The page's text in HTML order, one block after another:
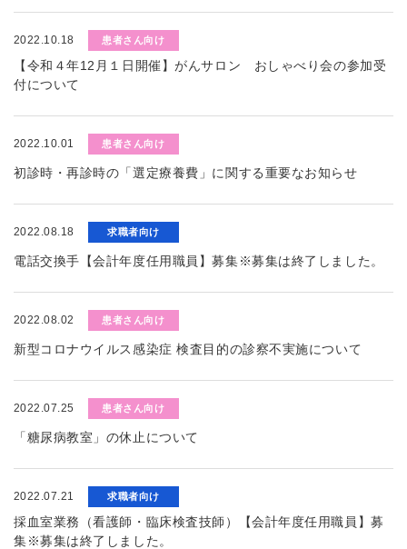
2022.10.18 患者さん向け
【令和４年12月１日開催】がんサロン おしゃべり会の参加受
付について
2022.10.01 患者さん向け
初診時・再診時の「選定療養費」に関する重要なお知らせ
2022.08.18 求職者向け
電話交換手【会計年度任用職員】募集※募集は終了しました。
2022.08.02 患者さん向け
新型コロナウイルス感染症 検査目的の診察不実施について
2022.07.25 患者さん向け
「糖尿病教室」の休止について
2022.07.21 求職者向け
採血室業務（看護師・臨床検査技師）【会計年度任用職員】募
集※募集は終了しました。